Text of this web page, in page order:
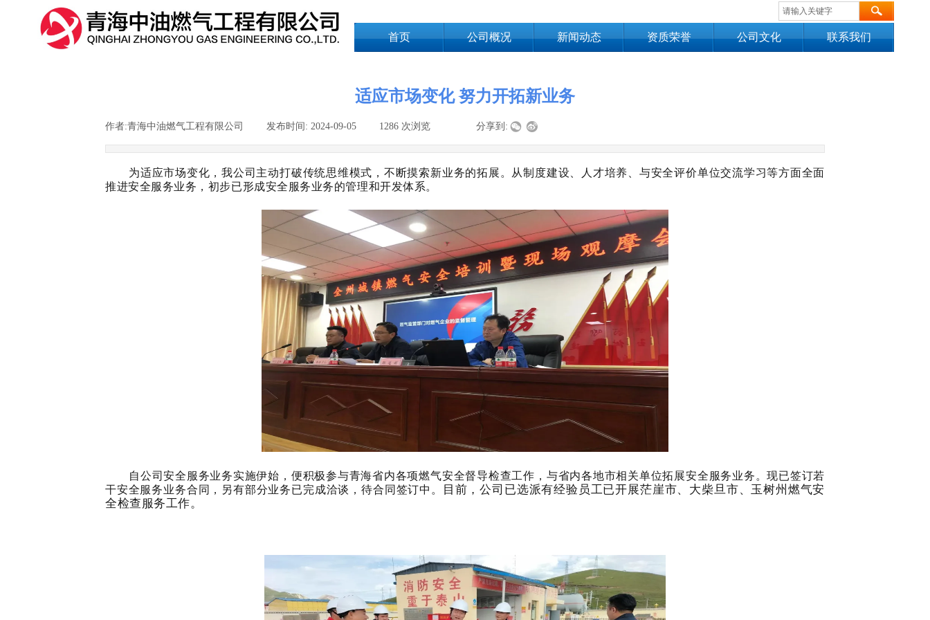
首页 公司概况 新闻动态 资质荣誉 公司文化 联系我们
适应市场变化 努力开拓新业务
作者:青海中油燃气工程有限公司 发布时间: 2024-09-05 1286 次浏览 分享到:
为适应市场变化，我公司主动打破传统思维模式，不断摸索新业务的拓展。从制度建设、人才培养、与安全评价单位交流学习等方面全面
推进安全服务业务，初步已形成安全服务业务的管理和开发体系。
自公司安全服务业务实施伊始，便积极参与青海省内各项燃气安全督导检查工作，与省内各地市相关单位拓展安全服务业务。现已签订若
干安全服务业务合同，另有部分业务已完成洽谈，待合同签订中。 目前，公司已选派有经验员工已开展茫崖市、大柴旦市、玉树州燃气安
全检查服务工作。